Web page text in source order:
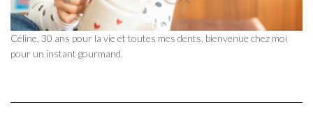
Céline, 30 ans pour la vie et toutes mes dents, bienvenue chez moi
pour un instant gourmand.